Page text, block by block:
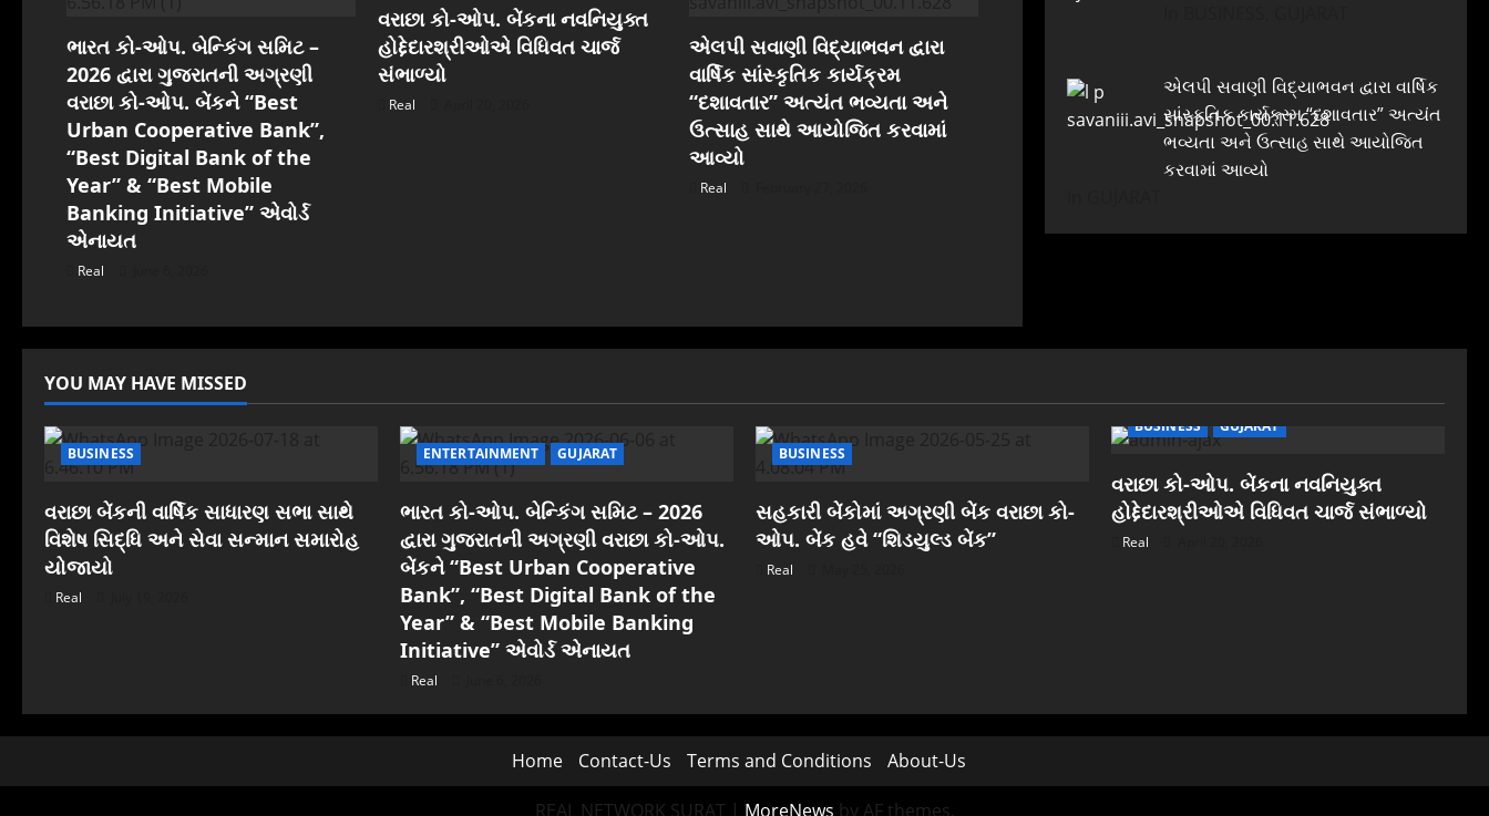
g
a
t
i
o
ભારત કો-ઓપ. બેન્કિંગ સમિટ –
2026 દ્વારા ગુજરાતની અગ્રણી
વરાછા કો-ઓપ. બેંકને “Best
Urban Cooperative Bank”,
“Best Digital Bank of the
Year” & “Best Mobile
Banking Initiative” એવોર્ડ
એનાયત
Real
વરાછા કો-ઓપ. બેંકના નવનિયુક્ત
હોદ્દેદારશ્રીઓએ વિધિવત ચાર્જ
સંભાળ્યો
Real
એલપી સવાણી વિદ્યાભવન દ્વારા
વાર્ષિક સાંસ્કૃતિક કાર્યક્રમ
“દશાવતાર” અત્યંત ભવ્યતા અને
ઉત્સાહ સાથે આયોજિત કરવામાં
આવ્યો
Real
એલપી સવાણી વિદ્યાભવન દ્વારા વાર્ષિક
સાંસ્કૃતિક કાર્યક્રમ “દશાવતાર” અત્યંત
ભવ્યતા અને ઉત્સાહ સાથે આયોજિત
કરવામાં આવ્યો
YOU MAY HAVE MISSED
BUSINESS
વરાછા બેંકની વાર્ષિક સાધારણ સભા સાથે
વિશેષ સિદ્ધિ અને સેવા સન્માન સમારોહ
યોજાયો
Real
ENTERTAINMENT GUJARAT
ભારત કો-ઓપ. બેન્કિંગ સમિટ – 2026
દ્વારા ગુજરાતની અગ્રણી વરાછા કો-ઓપ.
બેંકને “Best Urban Cooperative
Bank”, “Best Digital Bank of the
Year” & “Best Mobile Banking
Initiative” એવોર્ડ એનાયત
Real
BUSINESS
સહકારી બેંકોમાં અગ્રણી બેંક વરાછા કો-
ઓપ. બેંક હવે “શિડયુલ્ડ બેંક”
Real
BUSINESS GUJARAT
વરાછા કો-ઓપ. બેંકના નવનિયુક્ત
હોદ્દેદારશ્રીઓએ વિધિવત ચાર્જ સંભાળ્યો
Real
Home Contact-Us Terms and Conditions About-Us
REAL NETWORK SURAT | MoreNews by AF themes.